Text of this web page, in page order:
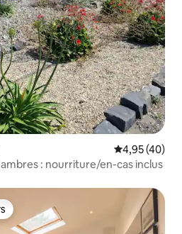
Évaluation
4,95 (40)
: nourriture/en-cas inclus